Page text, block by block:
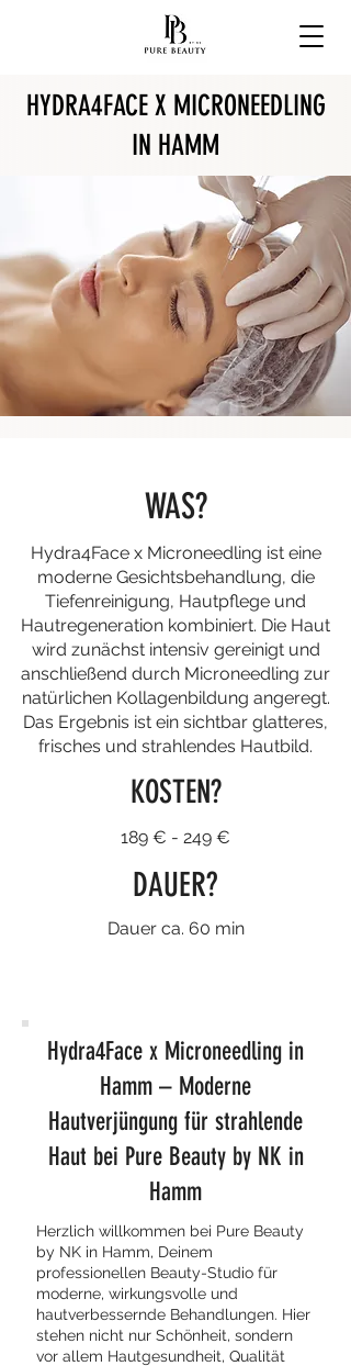
HYDRA4FACE X MICRONEEDLING
IN HAMM
WAS?
Hydra4Face x Microneedling ist eine
moderne Gesichtsbehandlung, die
Tiefenreinigung, Hautpflege und
Hautregeneration kombiniert. Die Haut
wird zunächst intensiv gereinigt und
anschließend durch Microneedling zur
natürlichen Kollagenbildung angeregt.
Das Ergebnis ist ein sichtbar glatteres,
frisches und strahlendes Hautbild.
KOSTEN?
189 € - 249 €
DAUER?
Dauer ca. 60 min
Hydra4Face x Microneedling in
Hamm – Moderne
Hautverjüngung für strahlende
Haut bei Pure Beauty by NK in
Hamm
Herzlich willkommen bei Pure Beauty
by NK in Hamm, Deinem
professionellen Beauty-Studio für
moderne, wirkungsvolle und
hautverbessernde Behandlungen. Hier
stehen nicht nur Schönheit, sondern
vor allem Hautgesundheit, Qualität